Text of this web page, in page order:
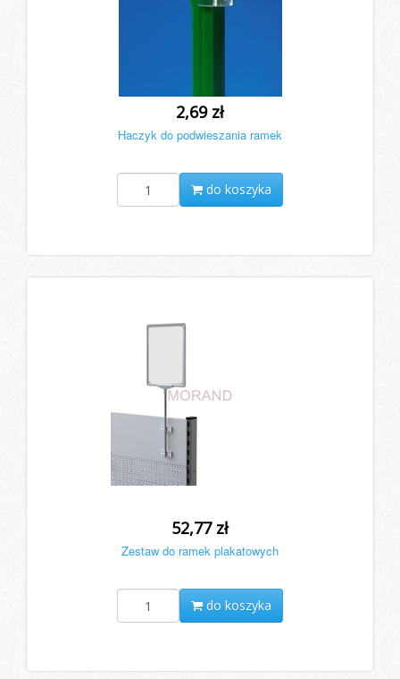
2,69 zł
Haczyk do podwieszania ramek
do koszyka
52,77 zł
Zestaw do ramek plakatowych
do koszyka